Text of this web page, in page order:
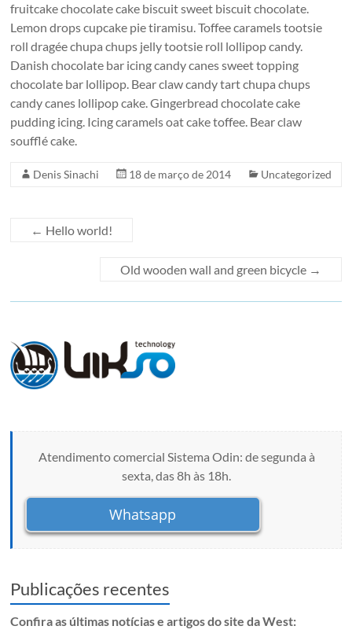
fruitcake chocolate cake biscuit sweet biscuit chocolate.
Lemon drops cupcake pie tiramisu. Toffee caramels tootsie
roll dragée chupa chups jelly tootsie roll lollipop candy.
Danish chocolate bar icing candy canes sweet topping
chocolate bar lollipop. Bear claw candy tart chupa chups
candy canes lollipop cake. Gingerbread chocolate cake
pudding icing. Icing caramels oat cake toffee. Bear claw
soufflé cake.
Denis Sinachi 18 de março de 2014 Uncategorized
← Hello world!
Old wooden wall and green bicycle →
Atendimento comercial Sistema Odin: de segunda à
sexta, das 8h às 18h.
Whatsapp
Publicações recentes
Confira as últimas notícias e artigos do site da West: